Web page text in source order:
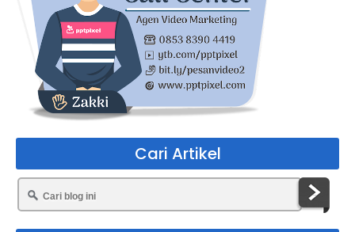
Cari Artikel